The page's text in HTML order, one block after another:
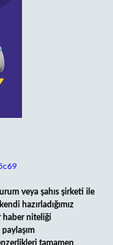
veya şahıs şirketi ile
hazırladığımız
haber niteliği
tamamen